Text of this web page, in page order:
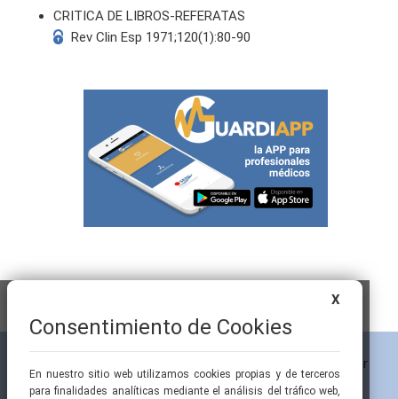
CRITICA DE LIBROS-REFERATAS
Rev Clin Esp 1971;120(1):80-90
X
Consentimiento de Cookies
En nuestro sitio web utilizamos cookies propias y de terceros
para finalidades analíticas mediante el análisis del tráfico web,